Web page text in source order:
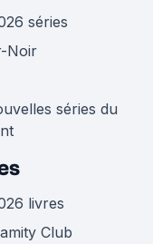
séries
Noir
séries du
livres
Club